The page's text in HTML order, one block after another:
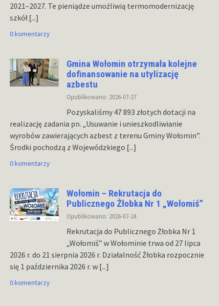
2021–2027. Te pieniądze umożliwią termomodernizację
szkół[...]
0 komentarzy
Gmina Wołomin otrzymała kolejne
dofinansowanie na utylizację
azbestu
Opublikowano: 2026-07-27
Pozyskaliśmy 47 893 złotych dotacji na
realizację zadania pn. „Usuwanie i unieszkodliwianie
wyrobów zawierających azbest z terenu Gminy Wołomin”.
Środki pochodzą z Wojewódzkiego [...]
0 komentarzy
Wołomin – Rekrutacja do
Publicznego Żłobka Nr 1 „Wołomiś”
Opublikowano: 2026-07-24
Rekrutacja do Publicznego Żłobka Nr 1
„Wołomiś” w Wołominie trwa od 27 lipca
2026 r. do 21 sierpnia 2026 r. Działalność Żłobka rozpocznie
się 1 października 2026 r. w [...]
0 komentarzy